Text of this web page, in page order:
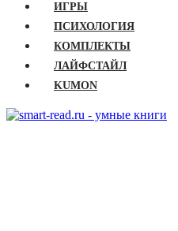
ИГРЫ
ПСИХОЛОГИЯ
КОМПЛЕКТЫ
ЛАЙФСТАЙЛ
KUMON